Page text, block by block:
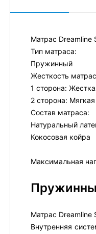
Матрас Dreamline
Тип матраса:
Пружинный
Жесткость
1 сторона:
2 сторона: Мягкая
Состав матраса:
Натуральный
Кокосовая койра
Максимальная
Матрас Dreamline
Внутренняя